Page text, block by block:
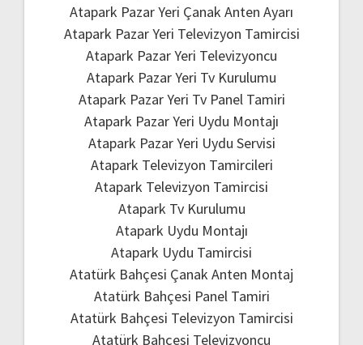
Atapark Pazar Yeri Çanak Anten Ayarı
Atapark Pazar Yeri Televizyon Tamircisi
Atapark Pazar Yeri Televizyoncu
Atapark Pazar Yeri Tv Kurulumu
Atapark Pazar Yeri Tv Panel Tamiri
Atapark Pazar Yeri Uydu Montajı
Atapark Pazar Yeri Uydu Servisi
Atapark Televizyon Tamircileri
Atapark Televizyon Tamircisi
Atapark Tv Kurulumu
Atapark Uydu Montajı
Atapark Uydu Tamircisi
Atatürk Bahçesi Çanak Anten Montaj
Atatürk Bahçesi Panel Tamiri
Atatürk Bahçesi Televizyon Tamircisi
Atatürk Bahçesi Televizyoncu